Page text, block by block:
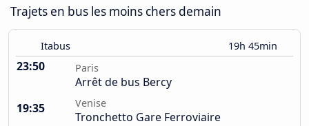
Trajets en bus les moins chers demain
Itabus 19h 45min
23:50 Paris
Arrêt de bus Bercy
19:35
Venise
Tronchetto Gare Ferroviaire